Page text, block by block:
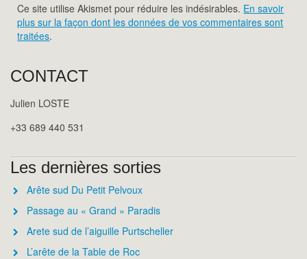
Ce site utilise Akismet pour réduire les indésirables. En savoir
plus sur la façon dont les données de vos commentaires sont
traitées.
CONTACT
Julien LOSTE
+33 689 440 531
Les dernières sorties
Arête sud Du Petit Pelvoux
Passage au « Grand » Paradis
Arete sud de l’aiguille Purtscheller
L’arête de la Table de Roc